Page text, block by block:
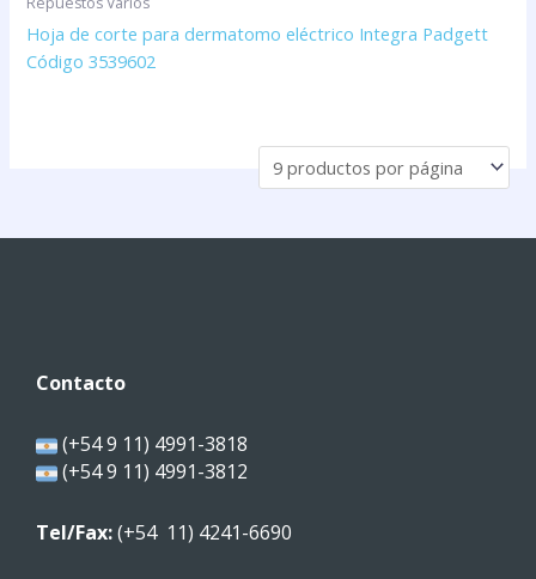
Hoja de corte para dermatomo eléctrico Integra Padgett
Código 3539602
Contacto
(+54 9 11) 4991-3818
(+54 9 11) 4991-3812
Tel/Fax:(+54 11) 4241-6690